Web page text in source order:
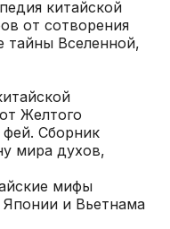
китайской
от сотворения
тайны Вселенной,
Желтого
Сборник
мира духов,
мифы
Японии и Вьетнама